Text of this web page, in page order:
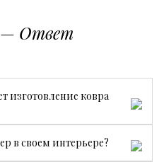
— Ответ
изготовление ковра
занимает от 3
в своем интерьере?